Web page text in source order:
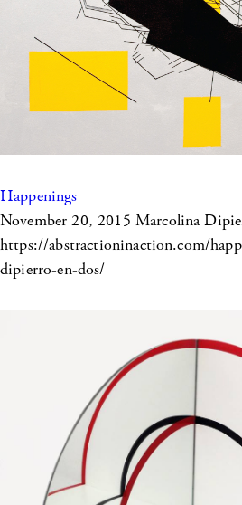
Happenings
November 20, 2015 Marcolina
https://abstractioninaction.com/
dipierro-en-dos/